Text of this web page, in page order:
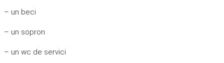
– un beci
– un sopron
– un wc de servici